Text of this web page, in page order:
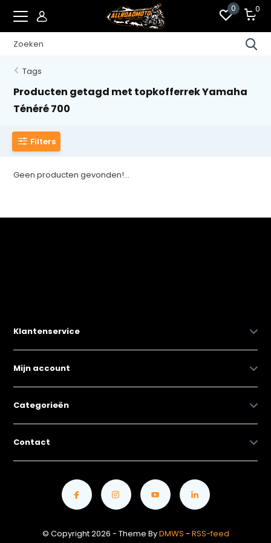
0 0
Tags
Producten getagd met topkofferrek Yamaha
Ténéré 700
Filters
Geen producten gevonden!...
Klantenservice
Mijn account
Categorieën
Contact
© Copyright 2026 - Theme ByDMWS - RSS-feed